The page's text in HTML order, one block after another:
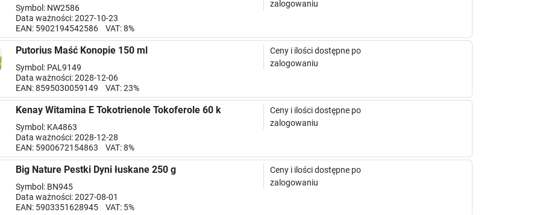
Symbol: NW2586
Data ważności: 2027-10-23
EAN: 5902194542586 VAT: 8%
zalogowaniu
Putorius Maść Konopie 150 ml
Symbol: PAL9149
Data ważności: 2028-12-06
EAN: 8595030059149 VAT: 23%
Ceny i ilości dostępne po
zalogowaniu
Kenay Witamina E Tokotrienole Tokoferole 60 k
Symbol: KA4863
Data ważności: 2028-12-28
EAN: 5900672154863 VAT: 8%
Ceny i ilości dostępne po
zalogowaniu
Big Nature Pestki Dyni łuskane 250 g
Symbol: BN945
Data ważności: 2027-08-01
EAN: 5903351628945 VAT: 5%
Ceny i ilości dostępne po
zalogowaniu